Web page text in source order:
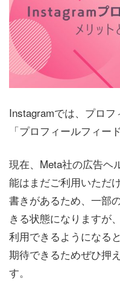
Instagramでは、プロ
「プロフィールフィー
現在、Meta社の広告ヘ
能はまだご利用いただ
書きがあるため、一部
きる状態になりますが
利用できるようになる
期待できるためぜひ押
す。